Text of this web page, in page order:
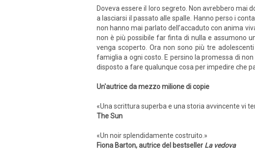
Doveva essere il loro segreto. Non avrebbero mai
a lasciarsi il passato alle spalle. Hanno perso i
non hanno mai parlato dell’accaduto con anima
non è più possibile far finta di nulla e assumono
venga scoperto. Ora non sono più tre
famiglia a ogni costo. E persino la promessa di
disposto a fare qualunque cosa per impedire che
Un'autrice da mezzo milione di copie
«Una scrittura superba e una storia avvincente vi
The Sun
«Un noir splendidamente costruito.»
Fiona Barton, autrice del bestseller La vedova